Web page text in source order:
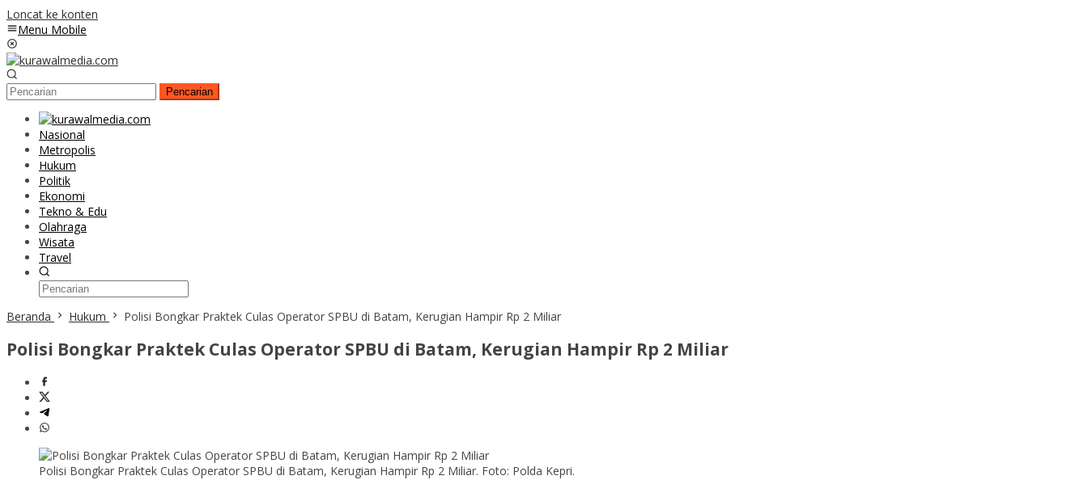
Loncat ke konten
Menu Mobile
Pencarian
Nasional
Metropolis
Hukum
Politik
Ekonomi
Tekno & Edu
Olahraga
Wisata
Travel
Beranda Hukum Polisi Bongkar Praktek Culas Operator SPBU di Batam, Kerugian Hampir Rp 2 Miliar
Polisi Bongkar Praktek Culas Operator SPBU di Batam, Kerugian Hampir Rp 2 Miliar
Polisi Bongkar Praktek Culas Operator SPBU di Batam, Kerugian Hampir Rp 2 Miliar. Foto: Polda Kepri.